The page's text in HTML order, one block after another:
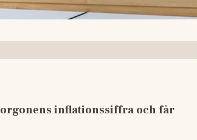
inflationssiffra och får